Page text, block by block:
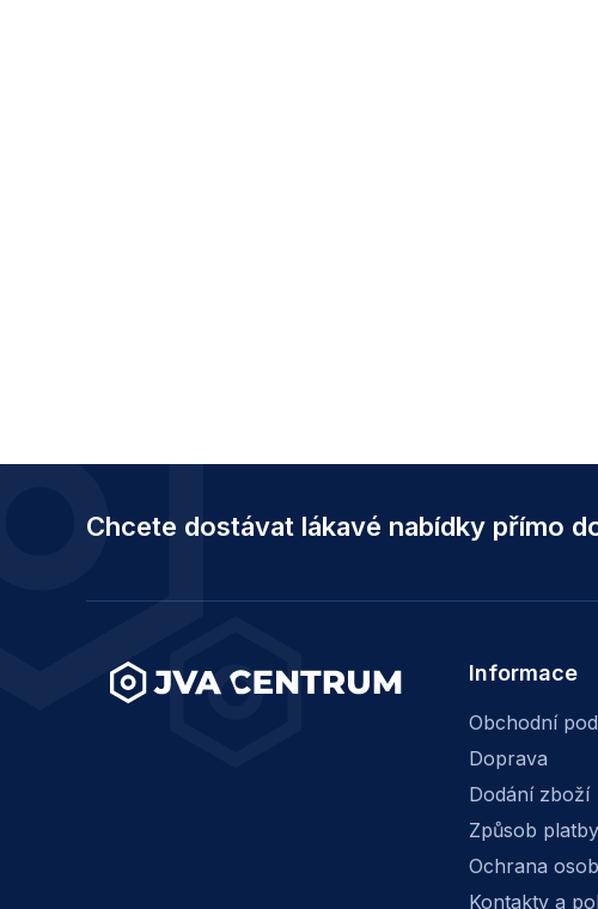
Chcete dostávat lákavé nabídky přímo
Informace
Obchodní
Doprava
Dodání zboží
Způsob platby
Ochrana
Kontakty a